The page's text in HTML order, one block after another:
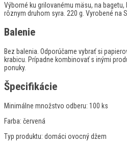
Výborné ku grilovanému mäsu, na bagetu,
rôznym druhom syra. 220 g. Vyrobené na
Balenie
Bez balenia. Odporúčame vybrať si
krabicu. Prípadne kombinovať s inými
ponuky.
Špecifikácie
Minimálne množstvo odberu: 100 ks
Farba: červená
Typ produktu: domáci ovocný džem